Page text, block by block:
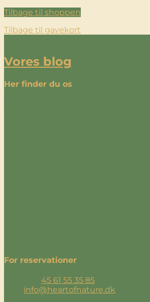
Tilbage til shoppen
Tilbage til gavekort
Vores blog
Her finder du os
For reservationer
45 61 55 35 85
info@heartofnature.dk